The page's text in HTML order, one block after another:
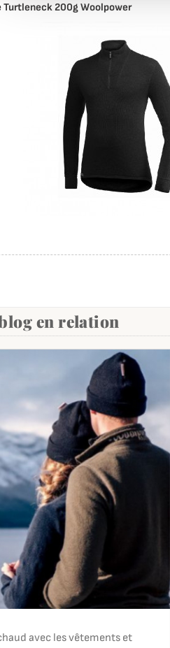
200g Woolpower
en relation
avec les vêtements et